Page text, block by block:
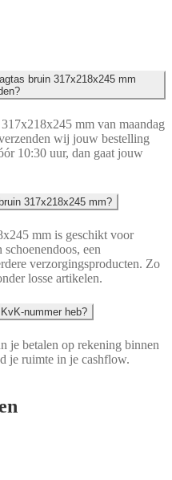
bruin 317x218x245 mm
mm van maandag
wij jouw bestelling
10:30 uur, dan gaat jouw
317x218x245 mm?
mm is geschikt voor
een
verzorgingsproducten. Zo
losse artikelen.
nummer heb?
je betalen op rekening binnen
je ruimte in je cashflow.